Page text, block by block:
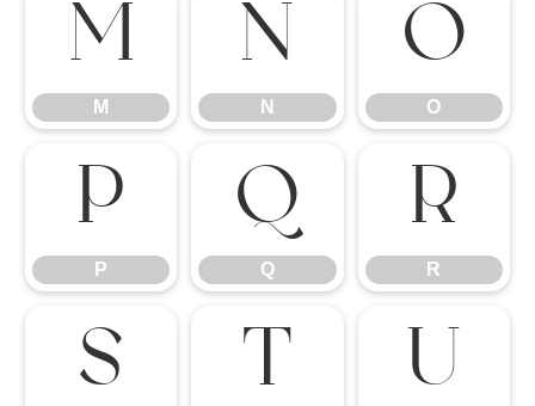
M
M
N
N
O
O
P
P
Q
Q
R
R
S T U